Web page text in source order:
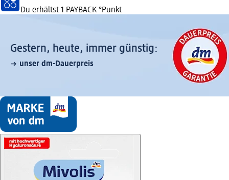
Du erhältst 1 PAYBACK °Punkt
Gestern, heute, immer günstig:
unser dm-Dauerpreis